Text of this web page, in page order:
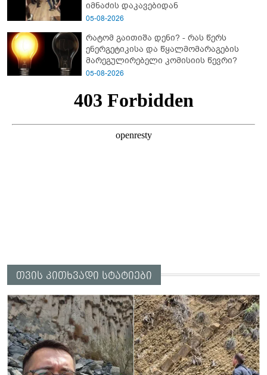
იმნაძის დაკავებიდან
05-08-2026
რატომ გაითიშა დენი? - რას წერს
ენერგეტიკისა და წყალმომარაგების
მარეგულირებელი კომისიის წევრი?
05-08-2026
თვის კითხვადი სტატიები